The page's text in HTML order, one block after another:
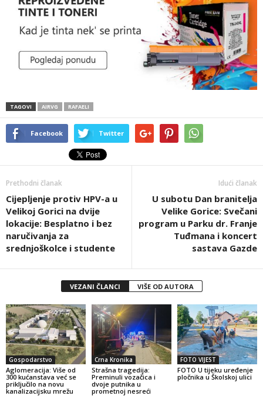
TAGOVI AIRVG RAFAELI
Facebook Twitter
Prethodni članak
Cijepljenje protiv HPV-a u
Velikoj Gorici na dvije
lokacije: Besplatno i bez
naručivanja za
srednjoškolce i studente
Idući članak
U subotu Dan branitelja
Velike Gorice: Svečani
program u Parku dr. Franje
Tuđmana i koncert
sastava Gazde
VEZANI ČLANCI VIŠE OD AUTORA
Gospodarstvo
Aglomeracija: Više od
300 kućanstava već se
priključilo na novu
kanalizacijsku mrežu
Crna Kronika
Strašna tragedija:
Preminuli vozačica i
dvoje putnika u
prometnoj nesreći
FOTO VIJEST
FOTO U tijeku uređenje
pločnika u Školskoj ulici